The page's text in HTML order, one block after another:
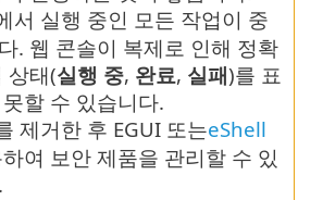
서 실행 중인 모든 작업이 중
. 웹 콘솔이 복제로 인해 정확
상태(실행 중, 완료, 실패)를 표
할 수 있습니다.
제거한 후 EGUI 또는eShell
여 보안 제품을 관리할 수 있